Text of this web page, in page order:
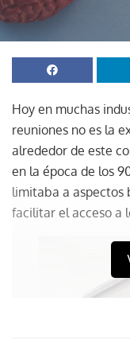
Hoy en muchas
reuniones no es la
alrededor de este
en la época de los
limitaba a aspectos
facilitar el acceso a